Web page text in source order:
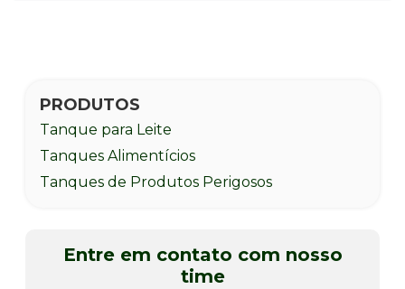
PRODUTOS
Tanque para Leite
Tanques Alimentícios
Tanques de Produtos Perigosos
Entre em contato com nosso
time